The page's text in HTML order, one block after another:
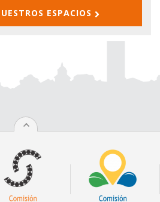
ESPACIOS